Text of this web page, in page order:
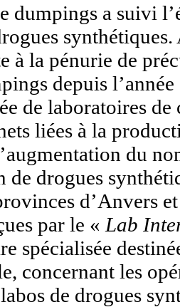
dumpings a suivi
à la pénurie de
depuis
de laboratoires
liées à la
du
de drogues
d’Anvers
par le « Lab
spécialisée
concernant les
de drogues